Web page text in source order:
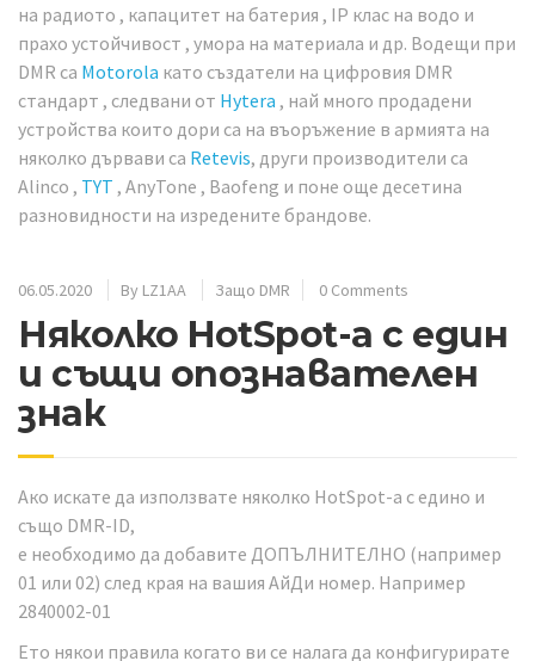
на радиото , капацитет на батерия , IP клас на водо и
прахо устойчивост , умора на материала и др. Водещи при
DMR са Motorola като създатели на цифровия DMR
стандарт , следвани от Hytera , най много продадени
устройства които дори са на въоръжение в армията на
няколко дървави са Retevis, други производители са
Alinco , TYT , AnyTone , Baofeng и поне още десетина
разновидности на изредените брандове.
06.05.2020 By LZ1AA Защо DMR 0 Comments
Няколко HotSpot-а с един
и същи опознавателен
знак
Ако искате да използвате няколко HotSpot-a с едино и
също DMR-ID,
е необходимо да добавите ДОПЪЛНИТЕЛНО (например
01 или 02) след края на вашия АйДи номер. Например
2840002-01
Ето някои правила когато ви се налага да конфигурирате